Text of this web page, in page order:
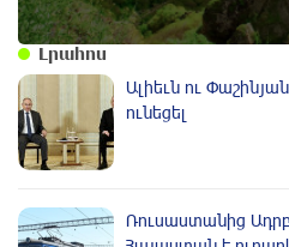
Լրահոս
Ալիեւն ու
ունեցել
Ռուսաստանից